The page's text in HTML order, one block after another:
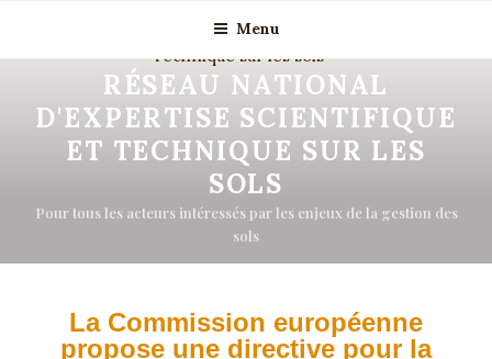
RÉSEAU NATIONAL
D'EXPERTISE SCIENTIFIQUE
ET TECHNIQUE SUR LES
SOLS
Pour tous les acteurs intéressés par les enjeux de la gestion des
sols
Menu
La Commission européenne
propose une directive pour la